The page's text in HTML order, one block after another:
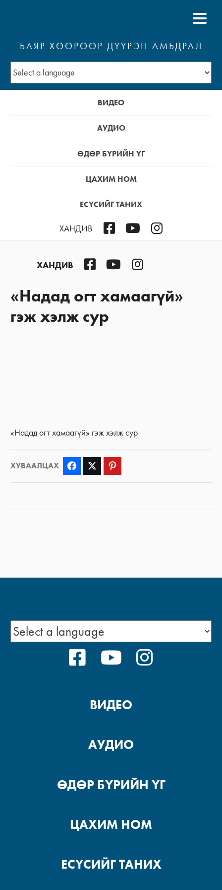
БАЯР ХӨӨРӨӨР ДҮҮРЭН АМЬДРАЛ
ВИДЕО
АУДИО
ӨДӨР БҮРИЙН ҮГ
ЦАХИМ НОМ
ЕСҮСИЙГ ТАНИХ
ХАНДИВ Facebook YouTubeInstagram
ХАНДИВ FacebookYouTubeInstagram
«Надад огт хамаагүй»
гэж хэлж сур
«Надад огт хамаагүй» гэж хэлж сур
ХУВААЛЦАХ Facebook Twitter
FACEBOOK
YOUTUBE
ВИДЕО
АУДИО
ӨДӨР БҮРИЙН ҮГ
ЦАХИМ НОМ
ЕСҮСИЙГ ТАНИХ